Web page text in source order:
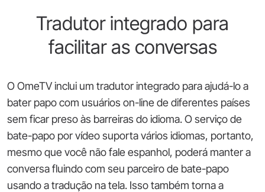
Tradutor integrado para
facilitar as conversas
O OmeTV inclui um tradutor integrado para ajudá-lo a
bater papo com usuários on-line de diferentes países
sem ficar preso às barreiras do idioma. O serviço de
bate-papo por vídeo suporta vários idiomas, portanto,
mesmo que você não fale espanhol, poderá manter a
conversa fluindo com seu parceiro de bate-papo
usando a tradução na tela. Isso também torna a